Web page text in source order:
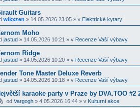
Guitars
wikxzen » 14.05.2026 23:05 » v Elektrické kytary
Moho
jastud » 14.05.2026 10:21 » v Recenze Vaší výbavy
Ridge
jastud » 14.05.2026 10:20 » v Recenze Vaší výbavy
Tone Master Deluxe Reverb
jastud » 14.05.2026 10:18 » v Recenze Vaší výbavy
karaoke party v Praze by DVA.TOO #2
od Vargogh » 4.05.2026 16:44 » v Kulturní akce